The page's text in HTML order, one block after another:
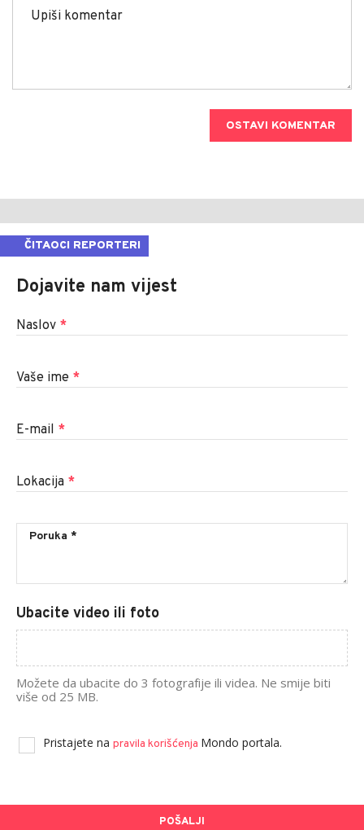
OSTAVI KOMENTAR
ČITAOCI REPORTERI
Dojavite nam vijest
Naslov *
Vaše ime *
E-mail *
Lokacija *
Ubacite video ili foto
Možete da ubacite do 3 fotografije ili videa. Ne smije biti
više od 25 MB.
Pristajete na pravila korišćenja Mondo portala.
POŠALJI